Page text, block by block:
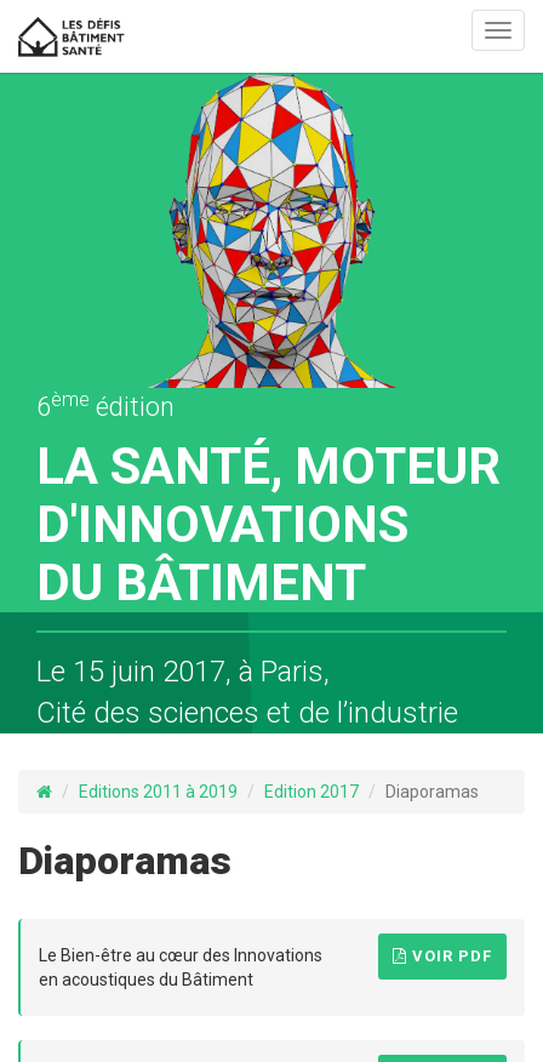
au
contenu
6ème édition
LA SANTÉ, MOTEUR
D'INNOVATIONS
DU BÂTIMENT
Le 15 juin 2017, à Paris,
Cité des sciences et de l’industrie
Editions 2011 à 2019 Edition 2017 Diaporamas
Diaporamas
Le Bien-être au cœur des Innovations
en acoustiques du Bâtiment
VOIR PDF